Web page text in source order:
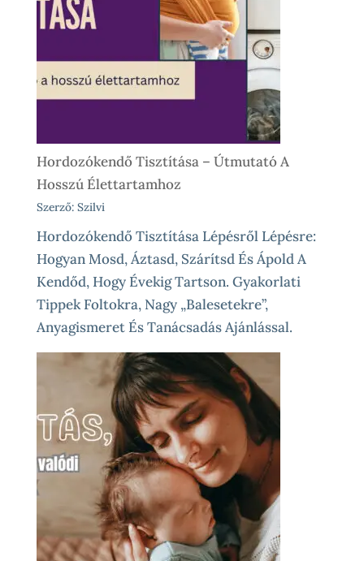
Vásárlás
Előtt
És
Különleges
Élethelyzetekre
Hordozókendő Tisztítása – Útmutató A
Hosszú Élettartamhoz
Szerző: Szilvi
Hordozókendő Tisztítása Lépésről Lépésre:
Hogyan Mosd, Áztasd, Szárítsd És Ápold A
Kendőd, Hogy Évekig Tartson. Gyakorlati
Tippek Foltokra, Nagy „balesetekre”,
Anyagismeret És Tanácsadás Ajánlással.